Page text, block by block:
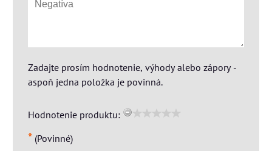
Zadajte prosím hodnotenie, výhody alebo zápory -
aspoň jedna položka je povinná.
Hodnotenie produktu:
* (Povinné)